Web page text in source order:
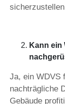
Kann ein
Ja, ein WDVS
nachträgliche
Gebäude